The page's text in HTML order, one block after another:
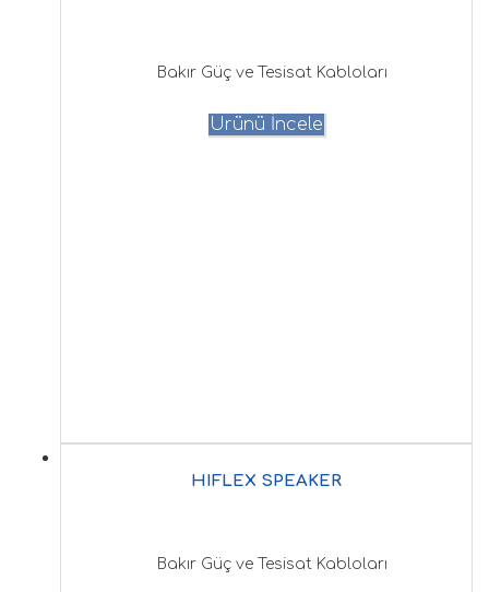
Bakır Güç ve Tesisat Kabloları
Ürünü İncele
HIFLEX SPEAKER
Bakır Güç ve Tesisat Kabloları